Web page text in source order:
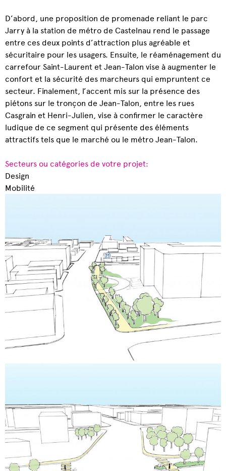
D’abord, une proposition de promenade reliant le parc
Jarry à la station de métro de Castelnau rend le passage
entre ces deux points d’attraction plus agréable et
sécuritaire pour les usagers. Ensuite, le réaménagement du
carrefour Saint-Laurent et Jean-Talon vise à augmenter le
confort et la sécurité des marcheurs qui empruntent ce
secteur. Finalement, l’accent mis sur la présence des
piétons sur le tronçon de Jean-Talon, entre les rues
Casgrain et Henri-Julien, vise à confirmer le caractère
ludique de ce segment qui présente des éléments
attractifs tels que le marché ou le métro Jean-Talon.
Secteurs ou catégories de votre projet:
Design
Mobilité